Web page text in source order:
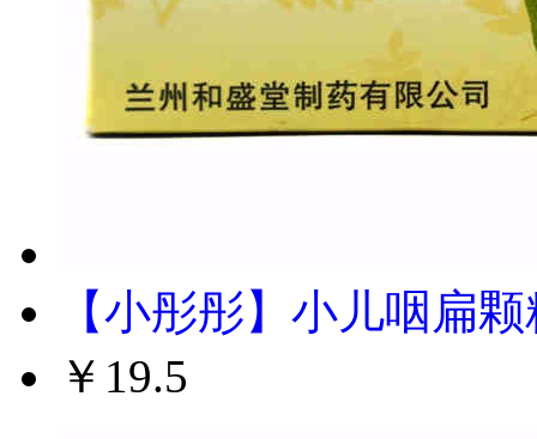
【小彤彤】小儿咽扁
￥19.5